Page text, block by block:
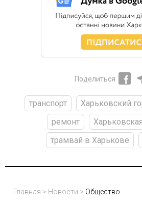
Поделиться
транспорт
Харьковский
ремонт
трамвай в Харькове
Главная > Новости > Общество